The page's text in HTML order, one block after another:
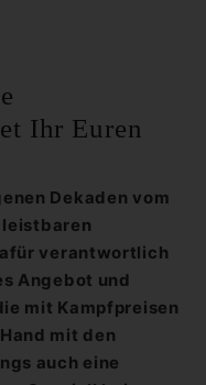
Ihr Euren
Dekaden vom
verantwortlich
Angebot und
mit Kampfpreisen
mit den
auch eine